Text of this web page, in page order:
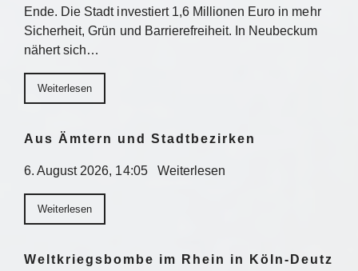
Ende. Die Stadt investiert 1,6 Millionen Euro in mehr
Sicherheit, Grün und Barrierefreiheit. In Neubeckum
nähert sich…
Weiterlesen
Aus Ämtern und Stadtbezirken
6. August 2026, 14:05 Weiterlesen
Weiterlesen
Weltkriegsbombe im Rhein in Köln-Deutz